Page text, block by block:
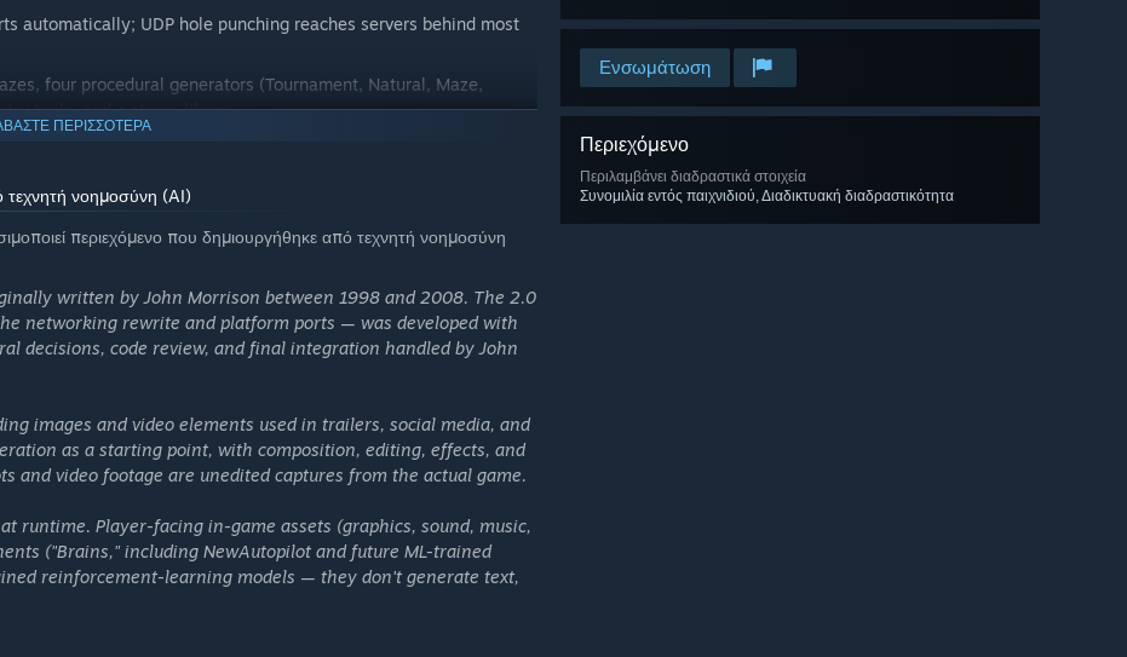
Ενσωμάτωση
Περιεχόμενο
Περιλαμβάνει διαδραστικά στοιχεία
Συνομιλία εντός παιχνιδιού, Διαδικτυακή διαδραστικότητα
automatically; UDP hole punching reaches servers behind most
four procedural generators (Tournament, Natural, Maze,
tools, and a stamp library
WinBolo 2.0 keeps it going — freely available on Steam, the
to sending in their shareware fee back in 2001!)
under GPL v2, continuing with when WinBolo first went open
ΠΕΡΙΣΣΟΤΕΡΑ
τεχνητή νοημοσύνη (AI)
περιεχόμενο που δημιουργήθηκε από τεχνητή νοημοσύνη
written by John Morrison between 1998 and 2008. The 2.0
networking rewrite and platform ports — was developed with
decisions, code review, and final integration handled by John
images and video elements used in trailers, social media, and
as a starting point, with composition, editing, effects, and
and video footage are unedited captures from the actual game.
runtime. Player-facing in-game assets (graphics, sound, music,
("Brains," including NewAutopilot and future ML-trained
reinforcement-learning models — they don't generate text,